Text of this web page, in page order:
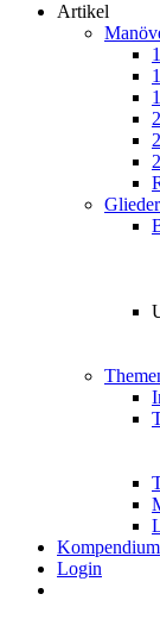
Artikel
Kompendium
Login